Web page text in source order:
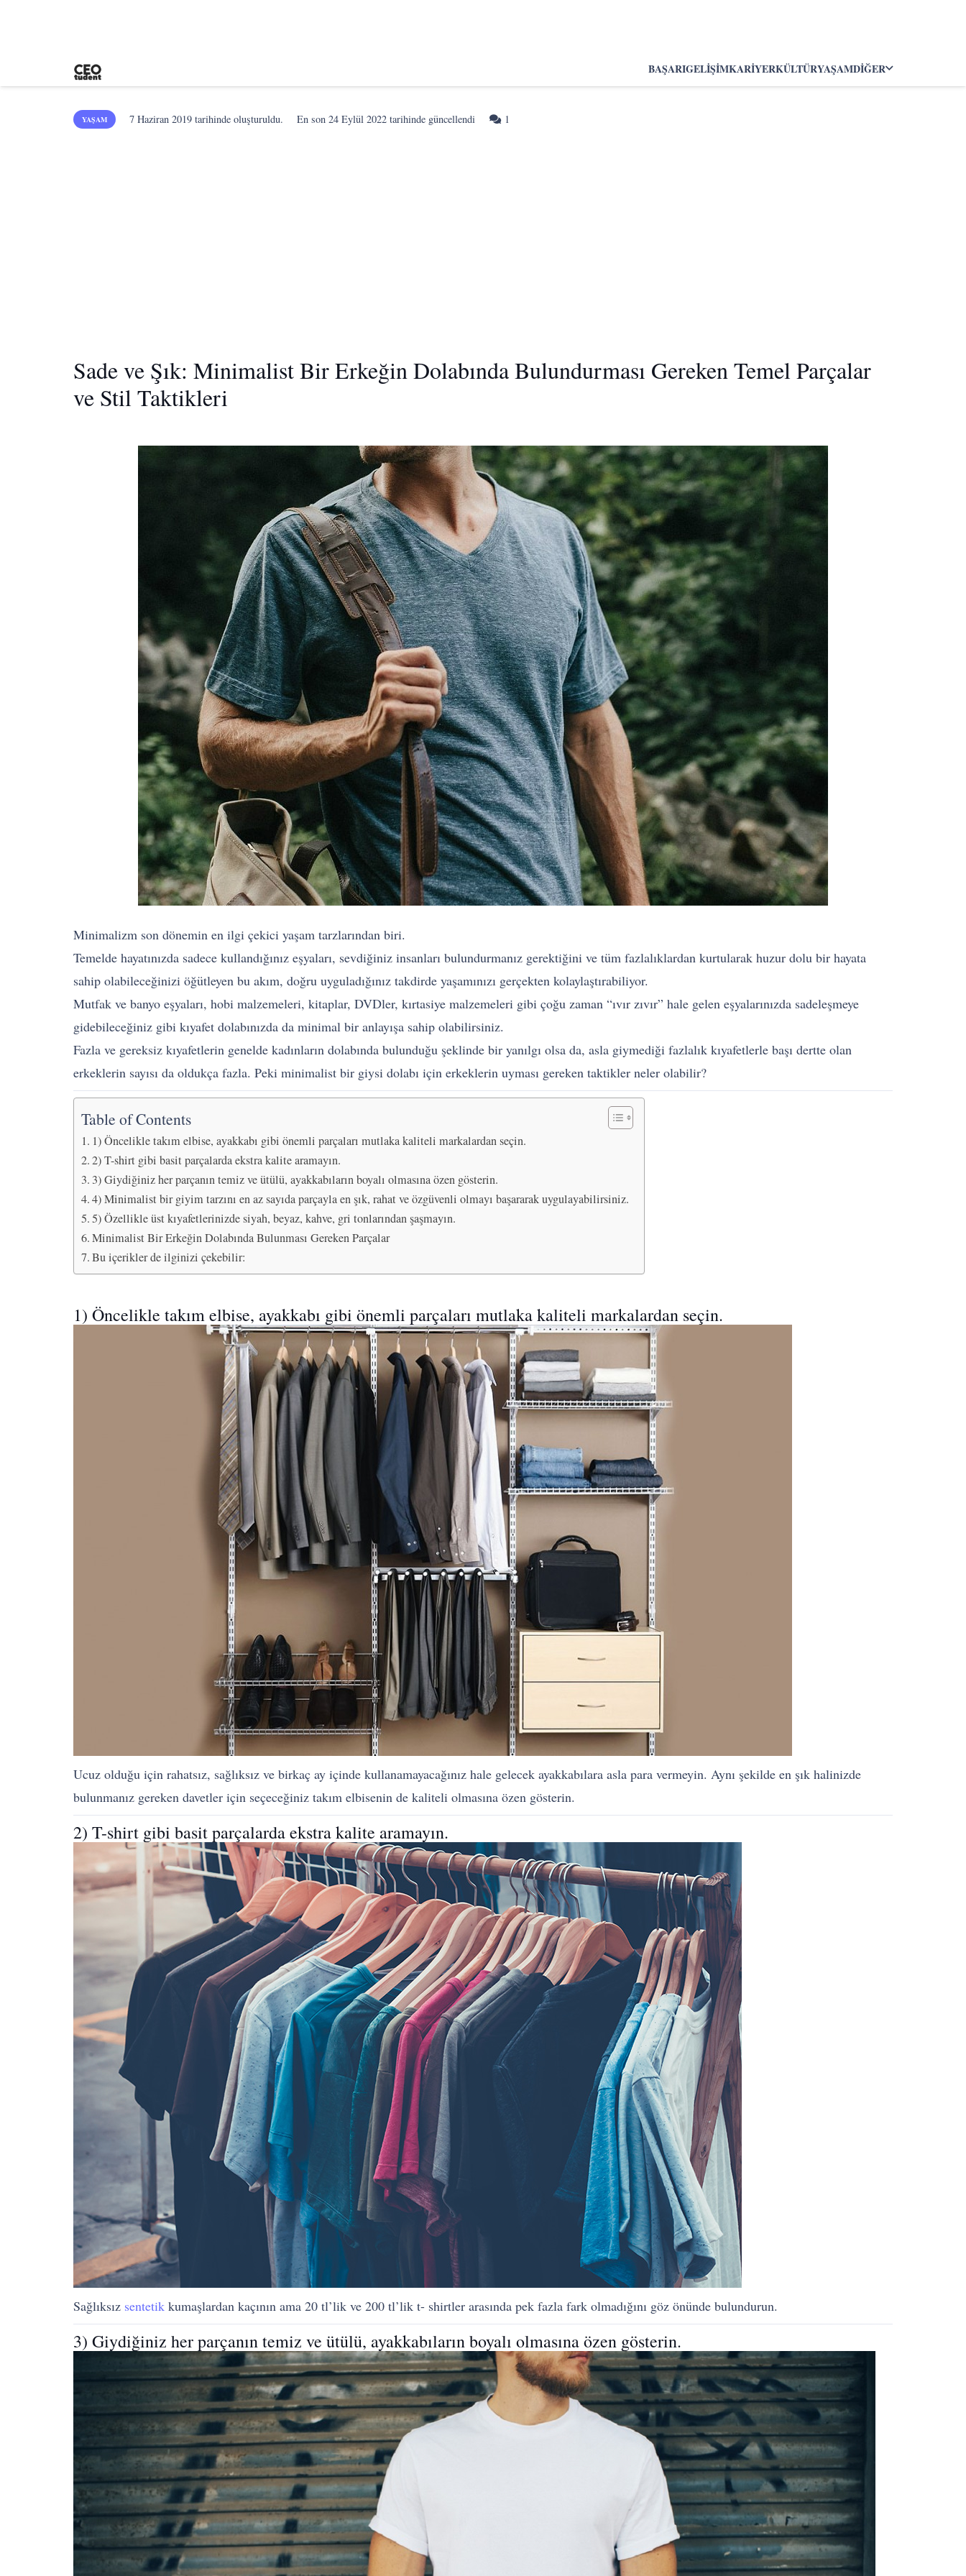
BAŞARIGELIŞIMKARIYERKÜLTÜRYAŞAMDIĞER
YAŞAM 7 Haziran 2019 tarihinde oluşturuldu. En son24 Eylül 2022 tarihinde güncellendi 1
Sade ve Şık: Minimalist Bir Erkeğin Dolabında Bulundurması Gereken Temel Parçalar
ve Stil Taktikleri
Minimalizm son dönemin en ilgi çekici yaşam tarzlarından biri.
Temelde hayatınızda sadece kullandığınız eşyaları, sevdiğiniz insanları bulundurmanız gerektiğini ve tüm fazlalıklardan kurtularak huzur dolu bir hayata
sahip olabileceğinizi öğütleyen bu akım, doğru uyguladığınız takdirde yaşamınızı gerçekten kolaylaştırabiliyor.
Mutfak ve banyo eşyaları, hobi malzemeleri, kitaplar, DVDler, kırtasiye malzemeleri gibi çoğu zaman “ıvır zıvır” hale gelen eşyalarınızda sadeleşmeye
gidebileceğiniz gibi kıyafet dolabınızda da minimal bir anlayışa sahip olabilirsiniz.
Fazla ve gereksiz kıyafetlerin genelde kadınların dolabında bulunduğu şeklinde bir yanılgı olsa da, asla giymediği fazlalık kıyafetlerle başı dertte olan
erkeklerin sayısı da oldukça fazla. Peki minimalist bir giysi dolabı için erkeklerin uyması gereken taktikler neler olabilir?
Table of Contents
1) Öncelikle takım elbise, ayakkabı gibi önemli parçaları mutlaka kaliteli markalardan seçin.
2) T-shirt gibi basit parçalarda ekstra kalite aramayın.
3) Giydiğiniz her parçanın temiz ve ütülü, ayakkabıların boyalı olmasına özen gösterin.
4) Minimalist bir giyim tarzını en az sayıda parçayla en şık, rahat ve özgüvenli olmayı başararak uygulayabilirsiniz.
5) Özellikle üst kıyafetlerinizde siyah, beyaz, kahve, gri tonlarından şaşmayın.
Minimalist Bir Erkeğin Dolabında Bulunması Gereken Parçalar
Bu içerikler de ilginizi çekebilir:
1) Öncelikle takım elbise, ayakkabı gibi önemli parçaları mutlaka kaliteli markalardan seçin.
Ucuz olduğu için rahatsız, sağlıksız ve birkaç ay içinde kullanamayacağınız hale gelecek ayakkabılara asla para vermeyin. Aynı şekilde en şık halinizde
bulunmanız gereken davetler için seçeceğiniz takım elbisenin de kaliteli olmasına özen gösterin.
2) T-shirt gibi basit parçalarda ekstra kalite aramayın.
Sağlıksız sentetik kumaşlardan kaçının ama 20 tl’lik ve 200 tl’lik t- shirtler arasında pek fazla fark olmadığını göz önünde bulundurun.
3) Giydiğiniz her parçanın temiz ve ütülü, ayakkabıların boyalı olmasına özen gösterin.